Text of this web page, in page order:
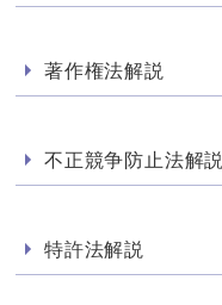
著作権法解説
不正競争防止法解説
特許法解説